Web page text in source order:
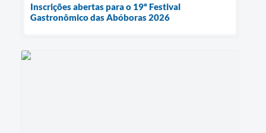
Inscrições abertas para o 19º Festival
Gastronômico das Abóboras 2026